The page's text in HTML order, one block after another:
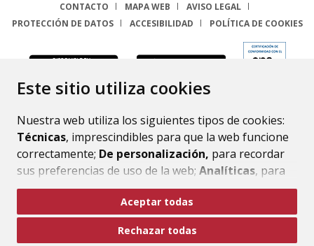
Este sitio utiliza cookies
Nuestra web utiliza los siguientes tipos de cookies:
Técnicas, imprescindibles para que la web funcione
correctamente; De personalización, para recordar
sus preferencias de uso de la web; Analíticas, para
mejorar el funcionamiento de la web y sus servicios.
Si acepta pulsando el botón“Aceptar todas”
consideramos que acepta su uso. Si pulsa el botón
Aceptar todas
Rechazar todas
CONTACTO
MAPA WEB
AVISO LEGAL
PROTECCIÓN DE DATOS
ACCESIBILIDAD POLÍTICA DE COOKIES